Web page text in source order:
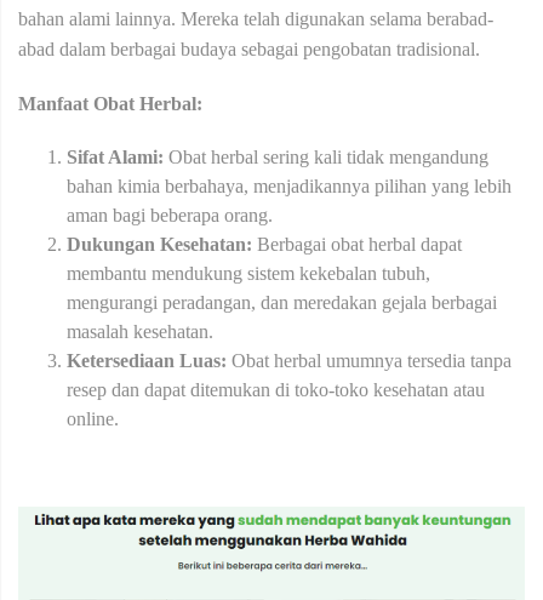
bahan alami lainnya. Mereka telah digunakan selama berabad-
abad dalam berbagai budaya sebagai pengobatan tradisional.
Manfaat Obat Herbal:
Sifat Alami: Obat herbal sering kali tidak mengandung
bahan kimia berbahaya, menjadikannya pilihan yang lebih
aman bagi beberapa orang.
Dukungan Kesehatan: Berbagai obat herbal dapat
membantu mendukung sistem kekebalan tubuh,
mengurangi peradangan, dan meredakan gejala berbagai
masalah kesehatan.
Ketersediaan Luas: Obat herbal umumnya tersedia tanpa
resep dan dapat ditemukan di toko-toko kesehatan atau
online.